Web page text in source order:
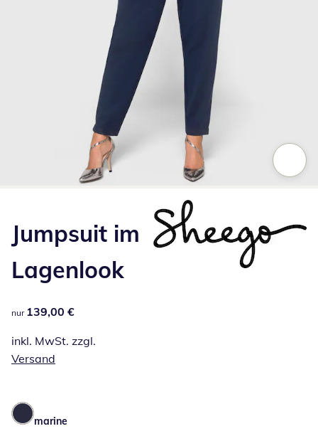
Jumpsuit im
Lagenlook
139,00 €
nur 139,00 €
inkl. MwSt. zzgl.
Versand
marine